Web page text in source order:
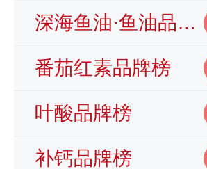
深海鱼油·鱼油品牌榜
番茄红素品牌榜
叶酸品牌榜
补钙品牌榜